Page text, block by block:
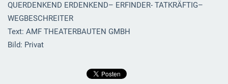
QUERDENKEND ERDENKEND– ERFINDER- TATKRÄFTIG–
WEGBESCHREITER
Text: AMF THEATERBAUTEN GMBH
Bild: Privat